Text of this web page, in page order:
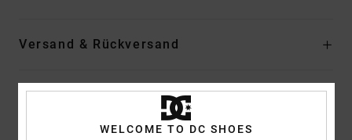
Versand & Rückversand
Kundenbewertungen
WELCOME TO DC SHOES